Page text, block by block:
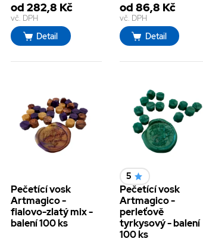
od 282,8 Kč
vč. DPH
Detail
od 86,8 Kč
vč. DPH
Detail
Pečetící vosk
Artmagico -
fialovo-zlatý mix -
balení 100 ks
5
Pečetící vosk
Artmagico -
perleťově
tyrkysový - balení
100 ks